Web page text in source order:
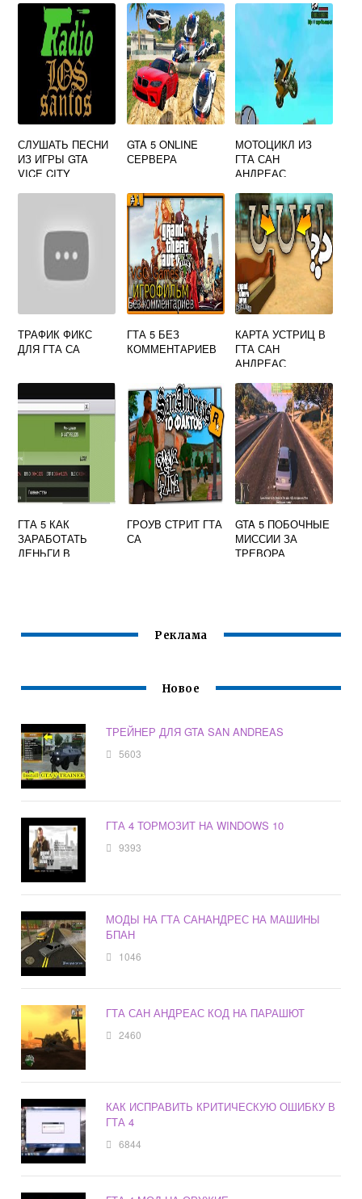
СЛУШАТЬ ПЕСНИ
ИЗ ИГРЫ GTA
VICE CITY
GTA 5 ONLINE
СЕРВЕРА
МОТОЦИКЛ ИЗ
ГТА САН
АНДРЕАС
ТРАФИК ФИКС
ДЛЯ ГТА СА
ГТА 5 БЕЗ
КОММЕНТАРИЕВ
КАРТА УСТРИЦ В
ГТА САН
АНДРЕАС
ГТА 5 КАК
ЗАРАБОТАТЬ
ДЕНЬГИ В
ГРОУВ СТРИТ ГТА
СА
GTA 5 ПОБОЧНЫЕ
МИССИИ ЗА
ТРЕВОРА
Реклама
Новое
ТРЕЙНЕР ДЛЯ GTA SAN ANDREAS
5603
ГТА 4 ТОРМОЗИТ НА WINDOWS 10
9393
МОДЫ НА ГТА САНАНДРЕС НА МАШИНЫ
БПАН
1046
ГТА САН АНДРЕАС КОД НА ПАРАШЮТ
2460
КАК ИСПРАВИТЬ КРИТИЧЕСКУЮ ОШИБКУ В
ГТА 4
6844